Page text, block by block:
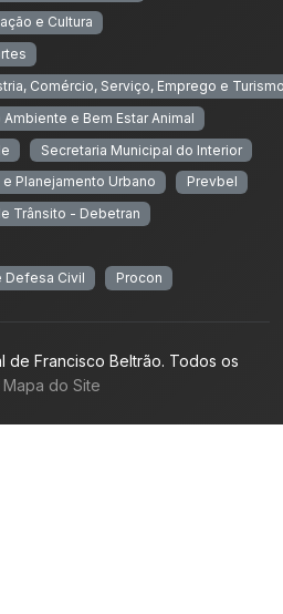
e Cultura
Comércio, Serviço, Emprego e
e Bem Estar Animal
Secretaria Municipal do Interior
Planejamento Urbano
Prevbel
Trânsito - Debetran
Defesa Civil
Procon
Francisco Beltrão. Todos os
Mapa do Site